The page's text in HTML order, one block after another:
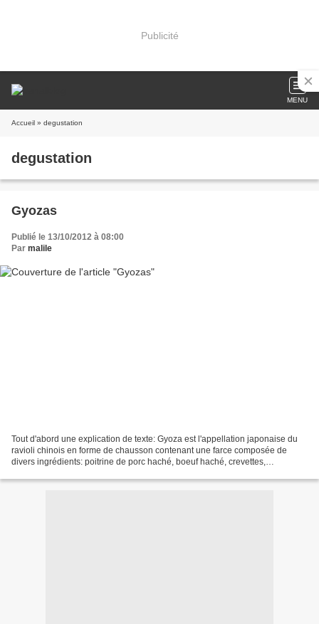
Publicité
MENU
Accueil » degustation
degustation
Gyozas
Publié le 13/10/2012 à 08:00
Par malile
Tout d'abord une explication de texte: Gyoza est l'appellation japonaise du
ravioli chinois en forme de chausson contenant une farce composée de
divers ingrédients: poitrine de porc haché, boeuf haché, crevettes,